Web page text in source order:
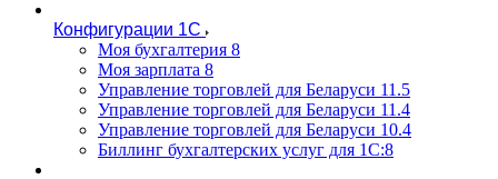
Конфигурации 1С
Моя бухгалтерия 8
Моя зарплата 8
Управление торговлей для Беларуси 11.5
Управление торговлей для Беларуси 11.4
Управление торговлей для Беларуси 10.4
Биллинг бухгалтерских услуг для 1С:8